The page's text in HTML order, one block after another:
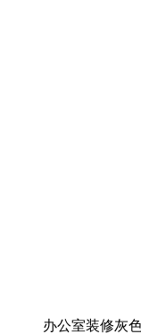
办公室装修灰